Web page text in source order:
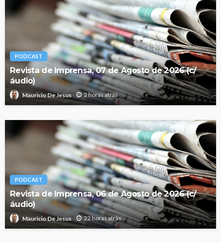
PODCAST
Revista de Imprensa, 07 de Agosto de 2026 (c/
áudio)
Mauricio De Jesus 2 horas atrás
PODCAST
Revista de Imprensa, 06 de Agosto de 2026 (c/
áudio)
Mauricio De Jesus 22 horas atrás